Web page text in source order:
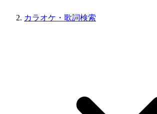
カラオケ・歌詞検索